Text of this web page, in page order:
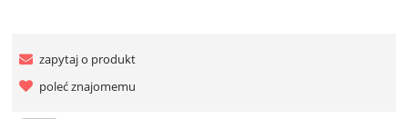
zapytaj o produkt
poleć znajomemu